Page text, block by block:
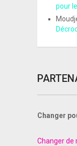
pour
Changer
Changer de